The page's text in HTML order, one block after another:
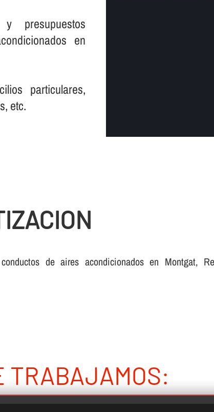
presupuestos
en
particulares,
etc.
de aires acondicionados en Montgat,
TRABAJAMOS: